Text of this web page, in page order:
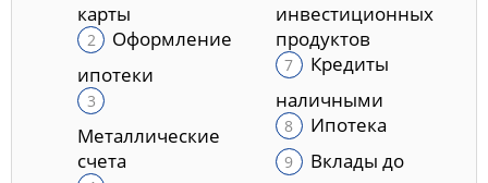
карты
Оформление
ипотеки
Металлические
счета
инвестиционных
продуктов
Кредиты
наличными
Ипотека
Вклады до